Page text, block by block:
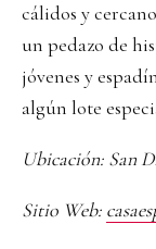
cálidos y
un pedazo de
jóvenes y
algún lote
Ubicación: San
Sitio Web: